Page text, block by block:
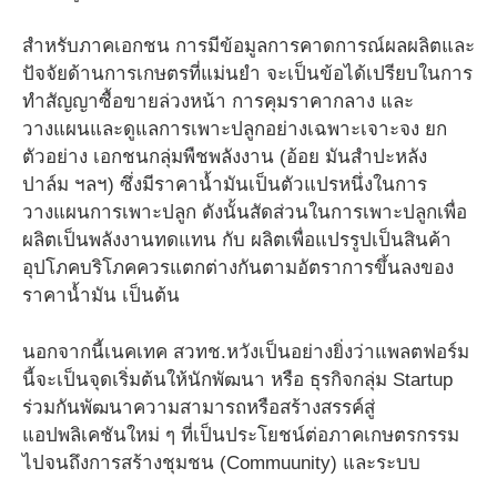
สำหรับภาคเอกชน การมีข้อมูลการคาดการณ์ผลผลิตและ
ปัจจัยด้านการเกษตรที่แม่นยำ จะเป็นข้อได้เปรียบในการ
ทำสัญญาซื้อขายล่วงหน้า การคุมราคากลาง และ
วางแผนและดูแลการเพาะปลูกอย่างเฉพาะเจาะจง ยก
ตัวอย่าง เอกชนกลุ่มพืชพลังงาน (อ้อย มันสำปะหลัง
ปาล์ม ฯลฯ) ซึ่งมีราคาน้ำมันเป็นตัวแปรหนึ่งในการ
วางแผนการเพาะปลูก ดังนั้นสัดส่วนในการเพาะปลูกเพื่อ
ผลิตเป็นพลังงานทดแทน กับ ผลิตเพื่อแปรรูปเป็นสินค้า
อุปโภคบริโภคควรแตกต่างกันตามอัตราการขึ้นลงของ
ราคาน้ำมัน เป็นต้น
นอกจากนี้เนคเทค สวทช.หวังเป็นอย่างยิ่งว่าแพลตฟอร์ม
นี้จะเป็นจุดเริ่มต้นให้นักพัฒนา หรือ ธุรกิจกลุ่ม Startup
ร่วมกันพัฒนาความสามารถหรือสร้างสรรค์สู่
แอปพลิเคชันใหม่ ๆ ที่เป็นประโยชน์ต่อภาคเกษตรกรรม
ไปจนถึงการสร้างชุมชน (Commuunity) และระบบ